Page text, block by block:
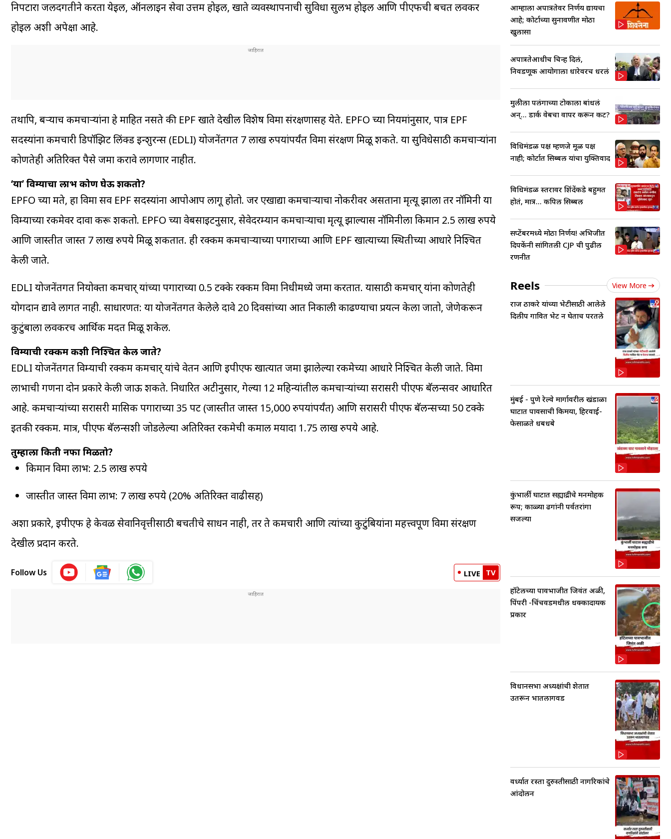
निपटारा जलदगतीने करता येईल, ऑनलाइन सेवा उत्तम होईल, खाते व्यवस्थापनाची सुविधा सुलभ होईल आणि पीएफची बचत लवकर
होईल अशी अपेक्षा आहे.
तथापि, बऱ्याच कर्मचाऱ्यांना हे माहित नसते की EPF खाते देखील विशेष विमा संरक्षणासह येते. EPFO च्या नियमांनुसार, पात्र EPF
सदस्यांना कर्मचारी डिपॉझिट लिंक्ड इन्शुरन्स (EDLI) योजनेंतर्गत 7 लाख रुपयांपर्यंत विमा संरक्षण मिळू शकते. या सुविधेसाठी कर्मचाऱ्यांना
कोणतेही अतिरिक्त पैसे जमा करावे लागणार नाहीत.
‘या’ विम्याचा लाभ कोण घेऊ शकतो?
EPFO च्या मते, हा विमा सर्व EPF सदस्यांना आपोआप लागू होतो. जर एखाद्या कर्मचाऱ्याचा नोकरीवर असताना मृत्यू झाला तर नॉमिनी या
विम्याच्या रकमेवर दावा करू शकतो. EPFO च्या वेबसाइटनुसार, सेवेदरम्यान कर्मचाऱ्याचा मृत्यू झाल्यास नॉमिनीला किमान 2.5 लाख रुपये
आणि जास्तीत जास्त 7 लाख रुपये मिळू शकतात. ही रक्कम कर्मचाऱ्याच्या पगाराच्या आणि EPF खात्याच्या स्थितीच्या आधारे निश्चित
केली जाते.
EDLI योजनेंतर्गत नियोक्ता कर्मचार् यांच्या पगाराच्या 0.5 टक्के रक्कम विमा निधीमध्ये जमा करतात. यासाठी कर्मचार् यांना कोणतेही
योगदान द्यावे लागत नाही. साधारणत: या योजनेंतर्गत केलेले दावे 20 दिवसांच्या आत निकाली काढण्याचा प्रयत्न केला जातो, जेणेकरून
कुटुंबाला लवकरच आर्थिक मदत मिळू शकेल.
विम्याची रक्कम कशी निश्चित केली जाते?
EDLI योजनेंतर्गत विम्याची रक्कम कर्मचार् यांचे वेतन आणि ईपीएफ खात्यात जमा झालेल्या रकमेच्या आधारे निश्चित केली जाते. विमा
लाभाची गणना दोन प्रकारे केली जाऊ शकते. निर्धारित अटीनुसार, गेल्या 12 महिन्यांतील कर्मचाऱ्यांच्या सरासरी पीएफ बॅलन्सवर आधारित
आहे. कर्मचाऱ्यांच्या सरासरी मासिक पगाराच्या 35 पट (जास्तीत जास्त 15,000 रुपयांपर्यंत) आणि सरासरी पीएफ बॅलन्सच्या 50 टक्के
इतकी रक्कम. मात्र, पीएफ बॅलन्सशी जोडलेल्या अतिरिक्त रकमेची कमाल मर्यादा 1.75 लाख रुपये आहे.
तुम्हाला किती नफा मिळतो?
किमान विमा लाभ: 2.5 लाख रुपये
जास्तीत जास्त विमा लाभ: 7 लाख रुपये (20% अतिरिक्त वाढीसह)
अशा प्रकारे, ईपीएफ हे केवळ सेवानिवृत्तीसाठी बचतीचे साधन नाही, तर ते कर्मचारी आणि त्यांच्या कुटुंबियांना महत्त्वपूर्ण विमा संरक्षण
देखील प्रदान करते.
Follow Us LIVE TV
आम्हाला अपात्रतेवर निर्णय द्यायचा
आहे; कोर्टाच्या सुनावणीत मोठा
खुलासा
अपात्रतेआधीच चिन्ह दिलं,
निवडणूक आयोगाला धारेवरच धरलं
मुलीला पलंगाच्या टोकाला बांधलं
अन्... डार्क वेबचा वापर करून कट?
विधिमंडळ पक्ष म्हणजे मूळ पक्ष
नाही; कोर्टात सिब्बल यांचा युक्तिवाद
विधिमंडळ स्तरावर शिंदेंकडे बहुमत
होतं, मात्र... कपिल सिब्बल
सप्टेंबरमध्ये मोठा निर्णय! अभिजीत
दिपकेंनी सांगितली CJP ची पुढील
रणनीत
Reels View More
राज ठाकरे यांच्या भेटीसाठी आलेले
दिलीप गावित भेट न घेताच परतले
मुंबई - पुणे रेल्वे मार्गावरील खंडाळा
घाटात पावसाची किमया, हिरवाई-
फेसाळते धबधबे
कुंभार्ली घाटात सह्याद्रीचे मनमोहक
रूप; काळ्या ढगांनी पर्वतरांगा
सजल्या
हॉटेलच्या पावभाजीत जिवंत अळी,
पिंपरी -चिंचवडमधील धक्कादायक
प्रकार
विधानसभा अध्यक्षांची शेतात
उतरून भातलागवड
वर्ध्यात रस्ता दुरुस्तीसाठी नागरिकांचे
आंदोलन